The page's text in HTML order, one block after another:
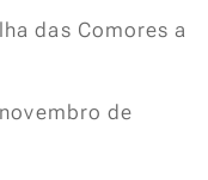
das Comores a
de